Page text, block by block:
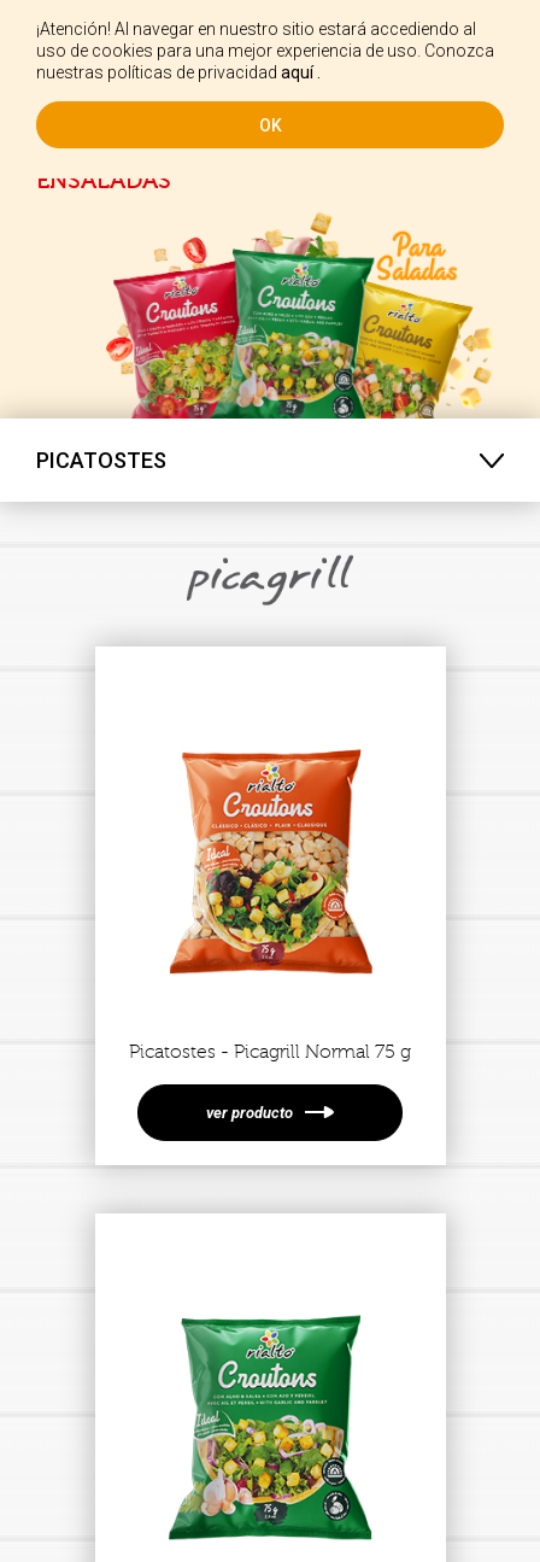
¡Atención! Al navegar en nuestro sitio estará accediendo al
uso de cookies para una mejor experiencia de uso. Conozca
nuestras políticas de privacidad aquí .
OK
ES
HORNEADOS, PARA SUS
ENSALADAS
Picatostes - Picagrill Normal 75 g
ver producto